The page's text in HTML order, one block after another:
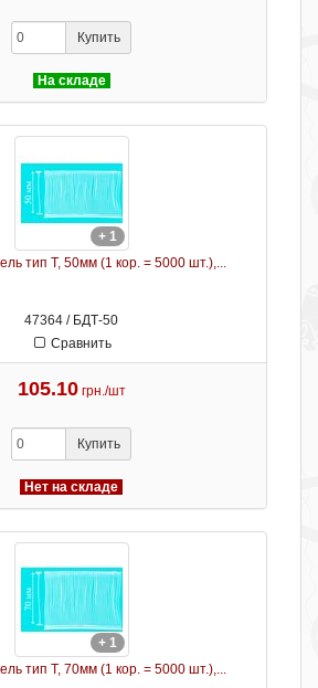
Купить
На складе
+ 1
тип Т, 50мм (1 кор. = 5000 шт.),...
47364 / БДТ-50
Сравнить
105.10 грн./шт
Купить
Нет на складе
+ 1
тип Т, 70мм (1 кор. = 5000 шт.),...